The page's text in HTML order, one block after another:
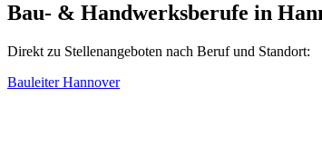
Bau- & Handwerksberufe in
Direkt zu Stellenangeboten nach Beruf und Standort:
Bauleiter Hannover